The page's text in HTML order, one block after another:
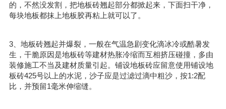
的，不然没发割，把地板砖翘起部分都掀起来，下面扫干净，
每块地板都抹上地板胶再粘上就可以了。
3、地板砖翘起并爆裂，一般在气温急剧变化滴冰冷或酷暑发
生，干脆原因是地板砖等建材热胀冷缩而互相挤压碰撞，多由
装修施工不当及建材质量引起。铺设地板砖应留意使用铺设地
板砖425号以上的水泥，沙子应是过滤过滴中粗沙，按1:2配
比，并预留1毫米伸缩缝。